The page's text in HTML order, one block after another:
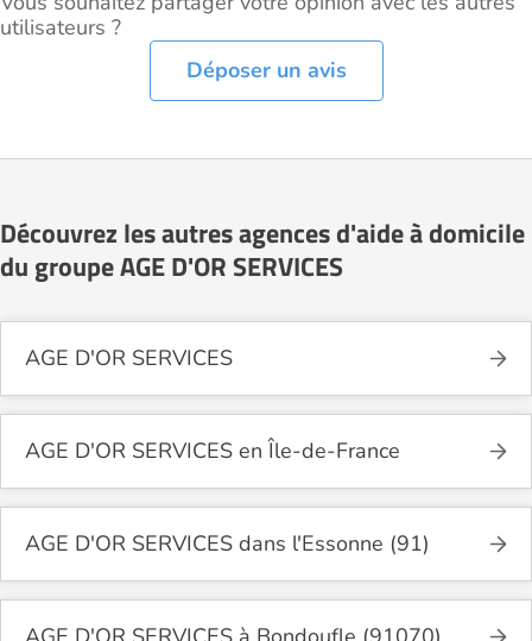
utilisateurs ?
Déposer un avis
Découvrez les autres agences d'aide à domicile
du groupe AGE D'OR SERVICES
AGE D'OR SERVICES
AGE D'OR SERVICES en Île-de-France
AGE D'OR SERVICES dans l'Essonne (91)